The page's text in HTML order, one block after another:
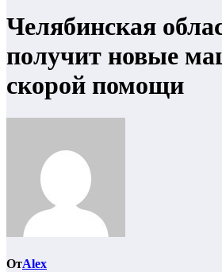
Челябинская
получит новые
скорой помощи
ОтAlex